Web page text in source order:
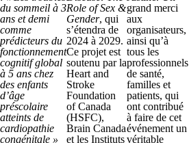
du sommeil à 3
ans et demi
comme
prédicteurs du
fonctionnement
cognitif global
à 5 ans chez
des enfants
d’âge
préscolaire
atteints de
cardiopathie
congénitale »
Role of Sex &
Gender, qui
s’étendra de
2024 à 2029.
Ce projet est
soutenu par la
Heart and
Stroke
Foundation
of Canada
(HSFC),
Brain Canada
et les Instituts
grand merci
aux
organisateurs,
ainsi qu’à
tous les
professionnels
de santé,
familles et
patients, qui
ont contribué
à faire de cet
événement un
véritable